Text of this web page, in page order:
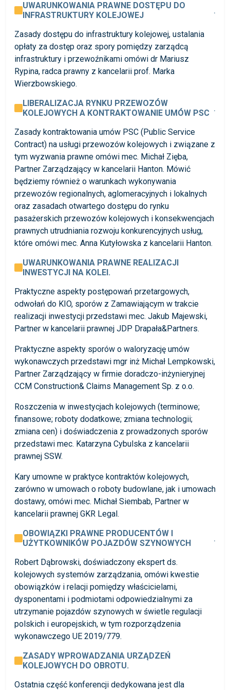
UWARUNKOWANIA PRAWNE DOSTĘPU DO
INFRASTRUKTURY KOLEJOWEJ
.
Zasady dostępu do infrastruktury kolejowej, ustalania
opłaty za dostęp oraz spory pomiędzy zarządcą
infrastruktury i przewoźnikami omówi dr Mariusz
Rypina, radca prawny z kancelarii prof. Marka
Wierzbowskiego.
LIBERALIZACJA RYNKU PRZEWOZÓW
KOLEJOWYCH A KONTRAKTOWANIE UMÓW PSC .
Zasady kontraktowania umów PSC (Public Service
Contract) na usługi przewozów kolejowych i związane z
tym wyzwania prawne omówi mec. Michał Zięba,
Partner Zarządzający w kancelarii Hanton. Mówić
będziemy również o warunkach wykonywania
przewozów regionalnych, aglomeracyjnych i lokalnych
oraz zasadach otwartego dostępu do rynku
pasażerskich przewozów kolejowych i konsekwencjach
prawnych utrudniania rozwoju konkurencyjnych usług,
które omówi mec. Anna Kutyłowska z kancelarii Hanton.
UWARUNKOWANIA PRAWNE REALIZACJI
INWESTYCJI NA KOLEI.
Praktyczne aspekty postępowań przetargowych,
odwołań do KIO, sporów z Zamawiającym w trakcie
realizacji inwestycji przedstawi mec. Jakub Majewski,
Partner w kancelarii prawnej JDP Drapała&Partners.
Praktyczne aspekty sporów o waloryzację umów
wykonawczych przedstawi mgr inż Michał Lempkowski,
Partner Zarządzający w firmie doradczo-inżynieryjnej
CCM Construction& Claims Management Sp. z o.o.
Roszczenia w inwestycjach kolejowych (terminowe;
finansowe; roboty dodatkowe; zmiana technologii;
zmiana cen) i doświadczenia z prowadzonych sporów
przedstawi mec. Katarzyna Cybulska z kancelarii
prawnej SSW.
Kary umowne w praktyce kontraktów kolejowych,
zarówno w umowach o roboty budowlane, jak i umowach
dostawy, omówi mec. Michał Siembab, Partner w
kancelarii prawnej GKR Legal.
OBOWIĄZKI PRAWNE PRODUCENTÓW I
UŻYTKOWNIKÓW POJAZDÓW SZYNOWYCH
.
Robert Dąbrowski, doświadczony ekspert ds.
kolejowych systemów zarządzania, omówi kwestie
obowiązków i relacji pomiędzy właścicielami,
dysponentami i podmiotami odpowiedzialnymi za
utrzymanie pojazdów szynowych w świetle regulacji
polskich i europejskich, w tym rozporządzenia
wykonawczego UE 2019/779.
ZASADY WPROWADZANIA URZĄDZEŃ
KOLEJOWYCH DO OBROTU.
Ostatnia część konferencji dedykowana jest dla